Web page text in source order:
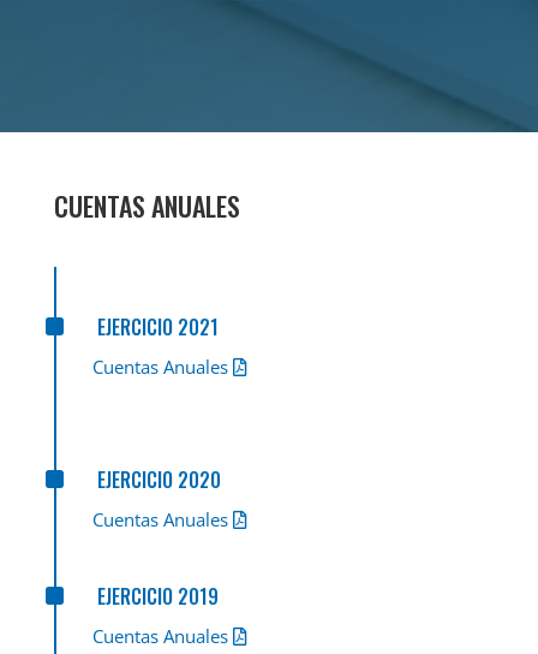
CUENTAS ANUALES
^ EJERCICIO 2021
Cuentas Anuales
^ EJERCICIO 2020
Cuentas Anuales
^ EJERCICIO 2019
Cuentas Anuales